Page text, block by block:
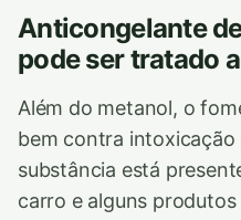
Anticongelante
pode ser tratado
Além do metanol, o
bem contra intoxicação
substância está
carro e alguns